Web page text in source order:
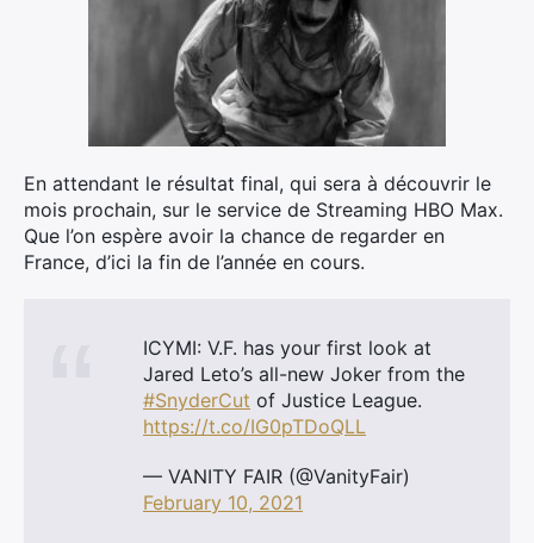
En attendant le résultat final, qui sera à découvrir le
mois prochain, sur le service de Streaming HBO Max.
Que l’on espère avoir la chance de regarder en
France, d’ici la fin de l’année en cours.
ICYMI: V.F. has your first look at
Jared Leto’s all-new Joker from the
#SnyderCut of Justice League.
https://t.co/IG0pTDoQLL
— VANITY FAIR (@VanityFair)
February 10, 2021
×